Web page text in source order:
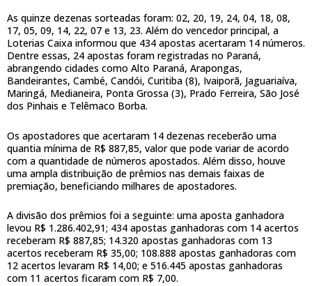
As quinze dezenas sorteadas foram: 02, 20, 19, 24, 04, 18, 08,
17, 05, 09, 14, 22, 07 e 13, 23. Além do vencedor principal, a
Loterias Caixa informou que 434 apostas acertaram 14 números.
Dentre essas, 24 apostas foram registradas no Paraná,
abrangendo cidades como Alto Paraná, Arapongas,
Bandeirantes, Cambé, Candói, Curitiba (8), Ivaiporã, Jaguariaíva,
Maringá, Medianeira, Ponta Grossa (3), Prado Ferreira, São José
dos Pinhais e Telêmaco Borba.
Os apostadores que acertaram 14 dezenas receberão uma
quantia mínima de R$ 887,85, valor que pode variar de acordo
com a quantidade de números apostados. Além disso, houve
uma ampla distribuição de prêmios nas demais faixas de
premiação, beneficiando milhares de apostadores.
A divisão dos prêmios foi a seguinte: uma aposta ganhadora
levou R$ 1.286.402,91; 434 apostas ganhadoras com 14 acertos
receberam R$ 887,85; 14.320 apostas ganhadoras com 13
acertos receberam R$ 35,00; 108.888 apostas ganhadoras com
12 acertos levaram R$ 14,00; e 516.445 apostas ganhadoras
com 11 acertos ficaram com R$ 7,00.